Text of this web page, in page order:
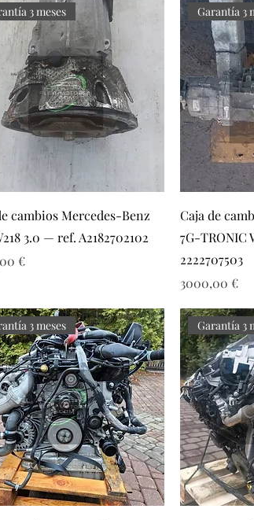
3 meses
cambios Mercedes-Benz
3.0 — ref. A2182702102
€
Garantía 3
Caja de
7G-TRONIC
2222707503
Precio
3000,00 €
3 meses Garantía 3